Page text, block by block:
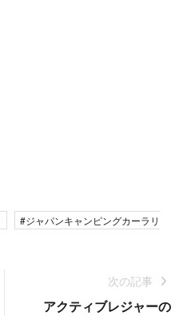
#ジャパンキャンピングカーラリ
次の記事
アクティブレジャーの